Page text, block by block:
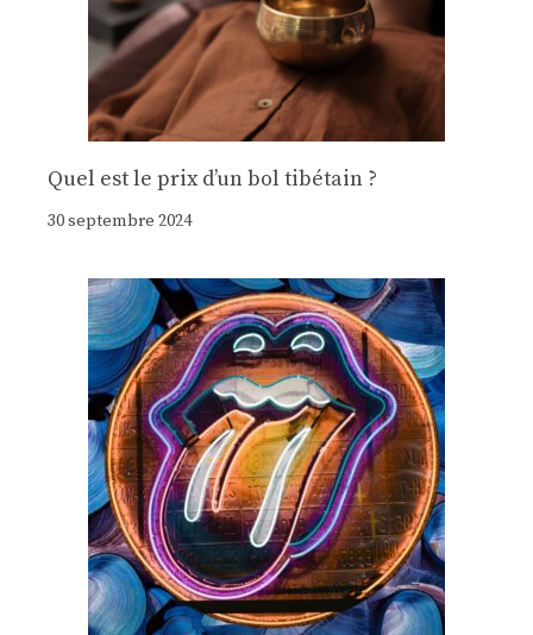
Quel est le prix d’un bol tibétain ?
30 septembre 2024